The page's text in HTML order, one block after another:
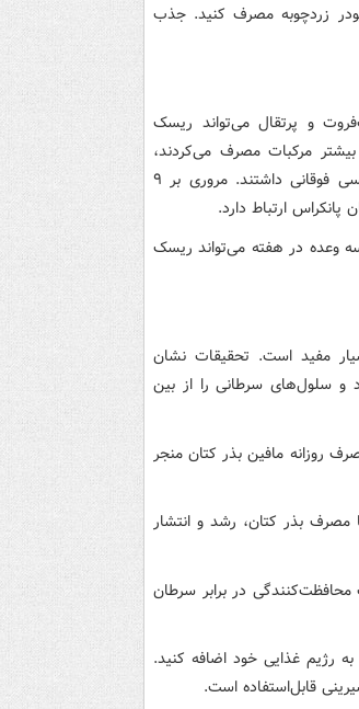
تا سه قاشق چایخوری (۱ تا ۳ گرم) پودر زردچوبه مصرف کنید. جذب
و پرتقال می‌تواند ریسک
مرکبات مصرف می‌کردند،
ریسک کمتری از جهت ابتلا به سرطان گوارش و سیستم تنفسی فوقانی داشتند. مروری بر ۹
ارتباط دارد.
وعده در هفته می‌تواند ریسک
مفید است. تحقیقات نشان
و سلول‌های سرطانی را از بین
شد مصرف روزانه مافین بذر کتان منجر
با مصرف بذر کتان، رشد و انتشار
در برابر سرطان
۱۰ گرم پودر بذر کتان به رژیم غذایی خود اضافه کنید.
قابل‌استفاده است.